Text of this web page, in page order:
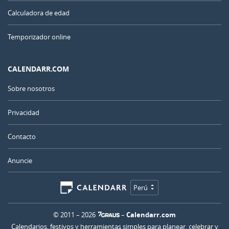
Calculadora de edad
Temporizador online
CALENDARR.COM
Sobre nosotros
Privacidad
Contacto
Anuncie
Perú
© 2011 – 2026 – Calendarr.com
Calendarios, festivos y herramientas simples para planear, celebrar y